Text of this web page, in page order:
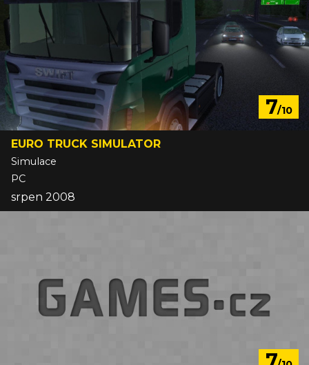
7/10
EURO TRUCK SIMULATOR
Simulace
PC
srpen 2008